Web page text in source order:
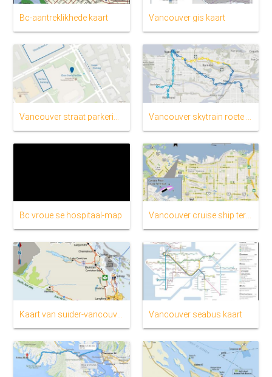
Bc-aantreklikhede kaart Vancouver gis kaart
Bc vroue se hospitaal-map Vancouver cruise ship terminale kaart
Vancouver seabus kaart